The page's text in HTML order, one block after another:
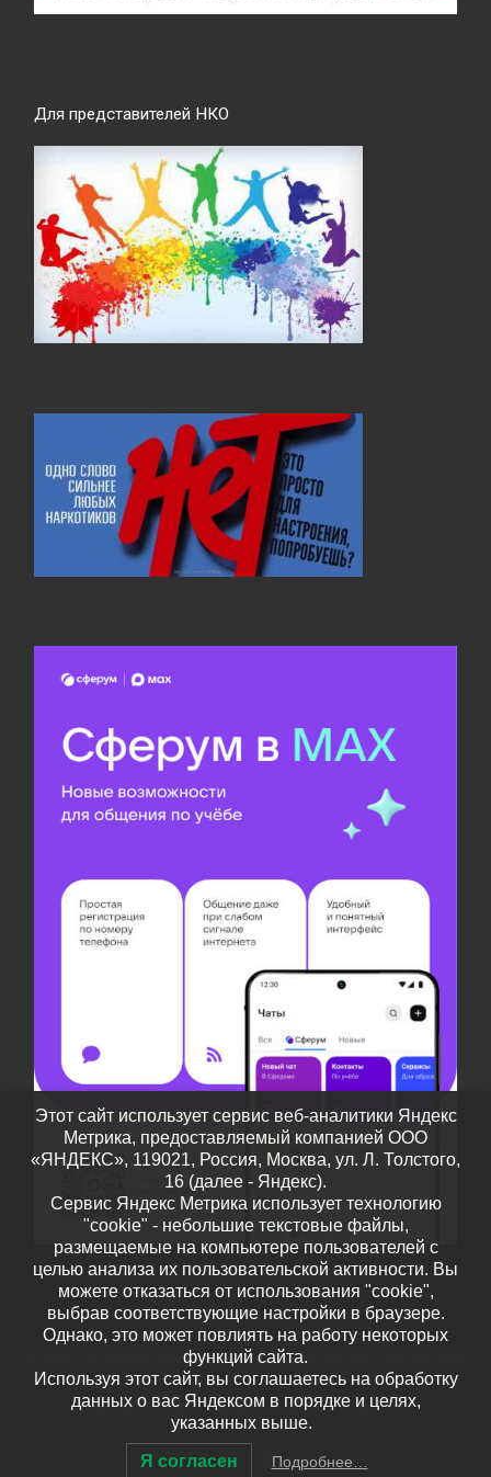
Для представителей НКО
Дополнительное образование детей Тамбовской
области– Все права защищены
Работает наWP – Разработан вТема Customizr
Этот сайт использует сервис веб-аналитики Яндекс
Метрика, предоставляемый компанией ООО
«ЯНДЕКС», 119021, Россия, Москва, ул. Л. Толстого,
16 (далее - Яндекс).
Сервис Яндекс Метрика использует технологию
"cookie" - небольшие текстовые файлы,
размещаемые на компьютере пользователей с
целью анализа их пользовательской активности. Вы
можете отказаться от использования "cookie",
выбрав соответствующие настройки в браузере.
Однако, это может повлиять на работу некоторых
функций сайта.
Используя этот сайт, вы соглашаетесь на обработку
данных о вас Яндексом в порядке и целях,
указанных выше.
Я согласен Подробнее…